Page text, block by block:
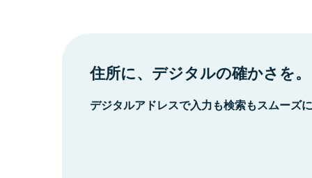
住所に、デジタルの確かさを。
デジタルアドレスで入力も検索もスムーズ